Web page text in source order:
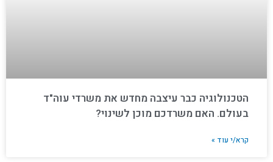
הטכנולוגיה כבר עיצבה מחדש את משרדי עוה"ד
בעולם. האם משרדכם מוכן לשינוי?
קרא/י עוד »